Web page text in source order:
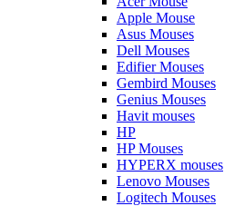
Apple Mouse
Asus Mouses
Dell Mouses
Edifier Mouses
Gembird Mouses
Genius Mouses
Havit mouses
HP
HP Mouses
HYPERX mouses
Lenovo Mouses
Logitech Mouses